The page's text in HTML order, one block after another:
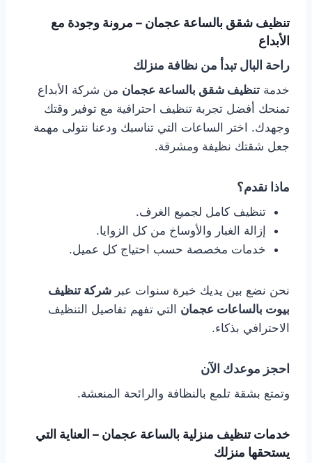
تنظيف شقق بالساعة عجمان – مرونة وجودة مع
الأبداع
راحة البال تبدأ من نظافة منزلك
خدمة تنظيف شقق بالساعة عجمان من شركة الأبداع
تمنحك أفضل تجربة تنظيف احترافية مع توفير وقتك
وجهدك. اختر الساعات التي تناسبك ودعنا نتولى مهمة
جعل شقتك نظيفة ومشرقة.
ماذا نقدم؟
تنظيف كامل لجميع الغرف.
إزالة الغبار والأوساخ من كل الزوايا.
خدمات مخصصة حسب احتياج كل عميل.
نحن نضع بين يديك خبرة سنوات عبر شركة تنظيف
بيوت بالساعات عجمان التي تفهم تفاصيل التنظيف
الاحترافي بذكاء.
احجز موعدك الآن
وتمتع بشقة تلمع بالنظافة والرائحة المنعشة.
خدمات تنظيف منزلية بالساعة عجمان – العناية التي
يستحقها منزلك